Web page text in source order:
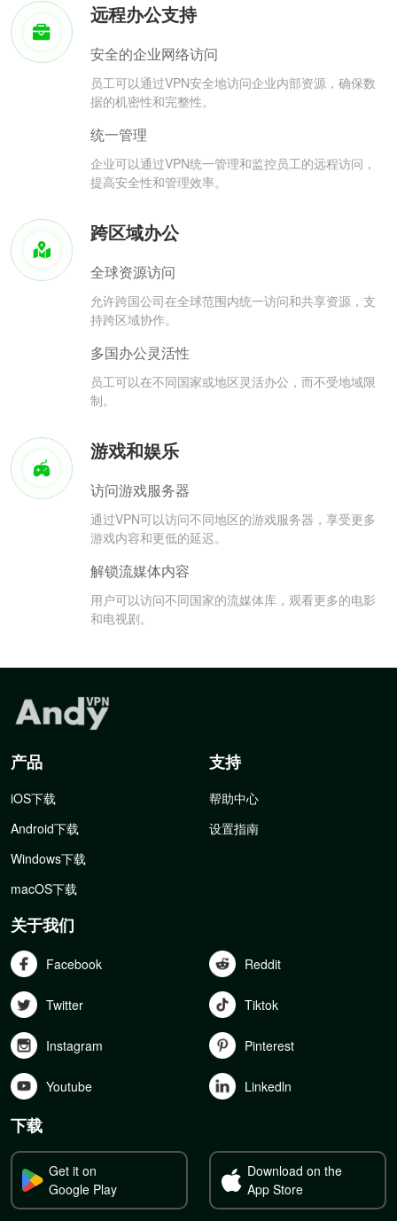
远程办公支持
安全的企业网络访问
员工可以通过VPN安全地访问企业内部资源，确保数
据的机密性和完整性。
统一管理
企业可以通过VPN统一管理和监控员工的远程访问，
提高安全性和管理效率。
跨区域办公
全球资源访问
允许跨国公司在全球范围内统一访问和共享资源，支
持跨区域协作。
多国办公灵活性
员工可以在不同国家或地区灵活办公，而不受地域限
制。
游戏和娱乐
访问游戏服务器
通过VPN可以访问不同地区的游戏服务器，享受更多
游戏内容和更低的延迟。
解锁流媒体内容
用户可以访问不同国家的流媒体库，观看更多的电影
和电视剧。
产品
iOS下载
Android下载
Windows下载
macOS下载
支持
帮助中心
设置指南
关于我们
Facebook Reddit
Twitter Tiktok
Instagram Pinterest
Youtube Linkedln
下载
Get it on
Google Play
Download on the
App Store